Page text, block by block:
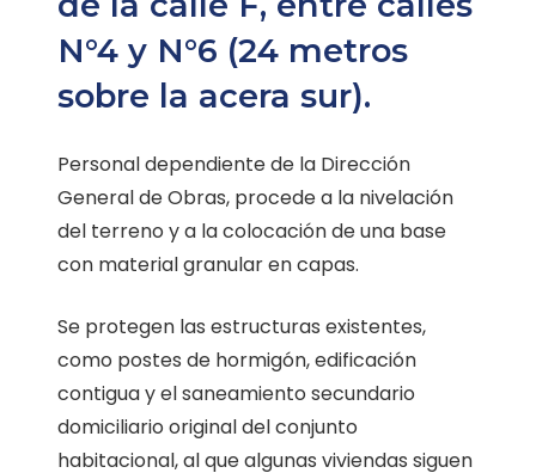
N°4 y N°6 (24 metros
sobre la acera sur).
Personal dependiente de la Dirección
General de Obras, procede a la nivelación
del terreno y a la colocación de una base
con material granular en capas.
Se protegen las estructuras existentes,
como postes de hormigón, edificación
contigua y el saneamiento secundario
domiciliario original del conjunto
habitacional, al que algunas viviendas siguen